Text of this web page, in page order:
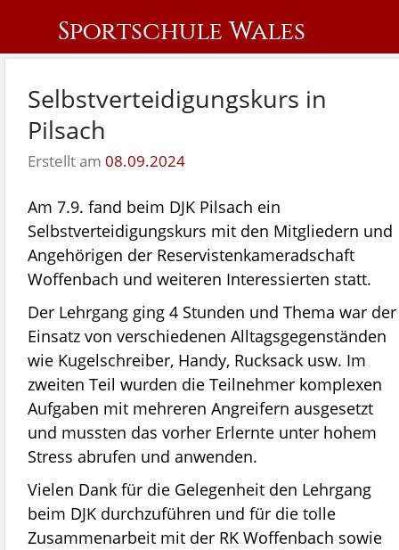
Sportschule Wales
Selbstverteidigungskurs in
Pilsach
Erstellt am 08.09.2024
Am 7.9. fand beim DJK Pilsach ein
Selbstverteidigungskurs mit den Mitgliedern und
Angehörigen der Reservistenkameradschaft
Woffenbach und weiteren Interessierten statt.
Der Lehrgang ging 4 Stunden und Thema war der
Einsatz von verschiedenen Alltagsgegenständen
wie Kugelschreiber, Handy, Rucksack usw. Im
zweiten Teil wurden die Teilnehmer komplexen
Aufgaben mit mehreren Angreifern ausgesetzt
und mussten das vorher Erlernte unter hohem
Stress abrufen und anwenden.
Vielen Dank für die Gelegenheit den Lehrgang
beim DJK durchzuführen und für die tolle
Zusammenarbeit mit der RK Woffenbach sowie